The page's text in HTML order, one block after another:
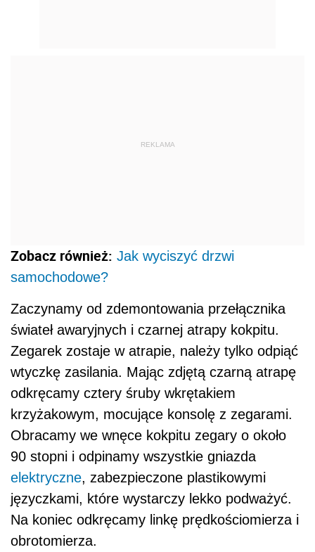
REKLAMA
Zobacz również: Jak wyciszyć drzwi
samochodowe?
Zaczynamy od zdemontowania przełącznika
świateł awaryjnych i czarnej atrapy kokpitu.
Zegarek zostaje w atrapie, należy tylko odpiąć
wtyczkę zasilania. Mając zdjętą czarną atrapę
odkręcamy cztery śruby wkrętakiem
krzyżakowym, mocujące konsolę z zegarami.
Obracamy we wnęce kokpitu zegary o około
90 stopni i odpinamy wszystkie gniazda
elektryczne, zabezpieczone plastikowymi
języczkami, które wystarczy lekko podważyć.
Na koniec odkręcamy linkę prędkościomierza i
obrotomierza.